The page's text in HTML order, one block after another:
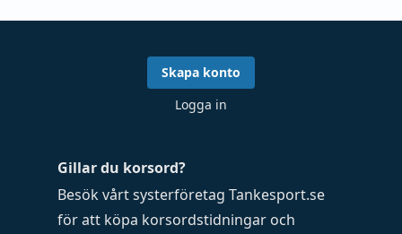
Gillar du korsord?
Besök vårt systerföretag Tankesport.se
för att köpa korsordstidningar och
Skapa konto
Logga in